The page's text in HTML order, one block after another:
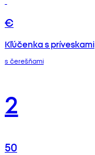
€
Kľúčenka s príveskami
s čerešňami
2
50